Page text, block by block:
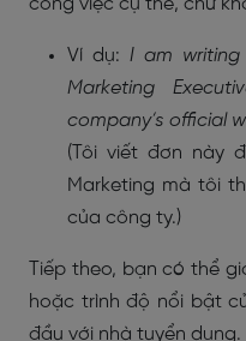
công việc cụ thể, chứ
Ví dụ:I am
Marketing
company’s official
(Tôi viết đơn này
Marketing mà tôi
của công ty.)
Tiếp theo, bạn có thể
hoặc trình độ nổi bật
đầu với nhà tuyển dụng.